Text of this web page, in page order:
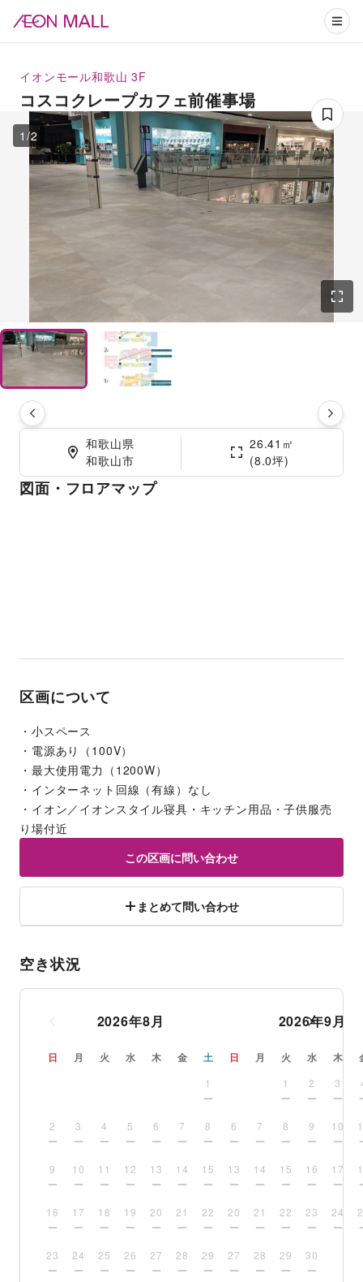
イオンモール和歌山 3F
コスコクレープカフェ前催事場
1 /2
和歌山県
和歌山市
26.41㎡
(8.0坪)
図面・フロアマップ
区画について
・小スペース
・電源あり（100V）
・最大使用電力（1200W）
・インターネット回線（有線）なし
・イオン／イオンスタイル寝具・キッチン用品・子供服売
り場付近
この区画に問い合わせ
まとめて問い合わせ
空き状況
2026年8月
日 月 火 水 木 金 土
1
2 3 4 5 6 7 8
9 10 11 12 13 14 15
16 17 18 19 20 21 22
23 24 25 26 27 28 29
2026年9月
日 月 火 水 木
1 2 3
6 7 8 9 10
13 14 15 16 17
20 21 22 23 24
27 28 29 30